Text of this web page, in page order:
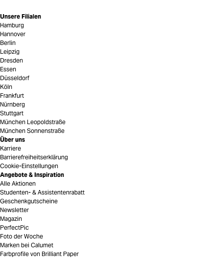
Unsere Filialen
Hamburg
Hannover
Berlin
Leipzig
Dresden
Essen
Düsseldorf
Köln
Frankfurt
Nürnberg
Stuttgart
München Leopoldstraße
München Sonnenstraße
Über uns
Karriere
Barrierefreiheitserklärung
Cookie-Einstellungen
Angebote & Inspiration
Alle Aktionen
Studenten- & Assistentenrabatt
Geschenkgutscheine
Newsletter
Magazin
PerfectPic
Foto der Woche
Marken bei Calumet
Farbprofile von Brilliant Paper